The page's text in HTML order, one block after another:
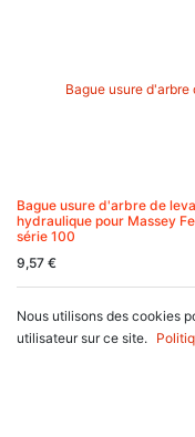
Bague usure d'arbre de
hydraulique pour Massey
série 100
9,57 €
Nous utilisons des cookies
utilisateur sur ce site.